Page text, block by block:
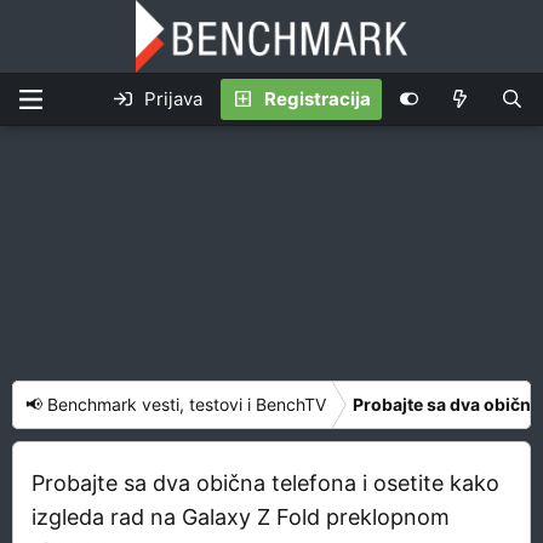
Prijava Registracija
📢 Benchmark vesti, testovi i BenchTV Probajte sa dva
Probajte sa dva obična telefona i osetite kako
izgleda rad na Galaxy Z Fold preklopnom